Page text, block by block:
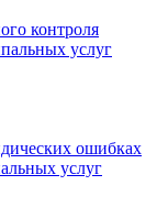
контроля
услуг
ошибках
услуг